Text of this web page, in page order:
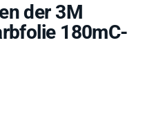
der 3M
180mC-